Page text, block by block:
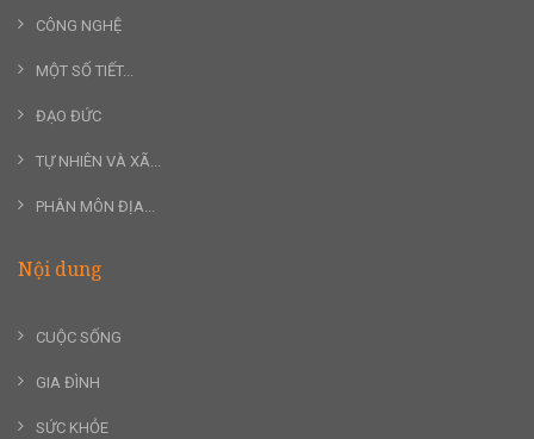
CÔNG NGHỆ
MỘT SỐ TIẾT...
ĐẠO ĐỨC
TỰ NHIÊN VÀ XÃ...
PHÂN MÔN ĐỊA...
Nội dung
CUỘC SỐNG
GIA ĐÌNH
SỨC KHỎE